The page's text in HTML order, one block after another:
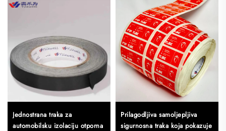
Jednostrana traka za
automobilsku izolaciju otporna
Prilagodljiva samoljepljiva
sigurnosna traka koja pokazuje